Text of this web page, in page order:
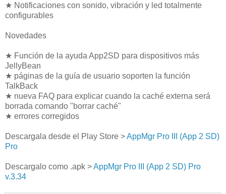
★ Notificaciones con sonido, vibración y led totalmente
configurables
Novedades
★ Función de la ayuda App2SD para dispositivos más
JellyBean
★ páginas de la guía de usuario soporten la función
TalkBack
★ nueva FAQ para explicar cuando la caché externa será
borrada comando "borrar caché"
★ errores corregidos
Descargala desde el Play Store >AppMgr Pro III (App 2 SD)
Pro
Descargalo como .apk >AppMgr Pro III (App 2 SD) Pro
v.3.34